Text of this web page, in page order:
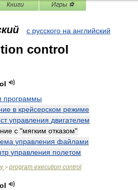
Книги Игры ⚽
с русского на английский
control
программы
в крейсерском режиме
управления двигателем
с "мягким отказом"
управления файлами
управления полетом
> program execution control